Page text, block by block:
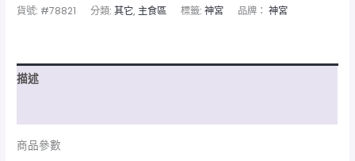
貨號: #78821 分類:其它, 主食區 標籤:神宮 品牌：神宮
描述
商品參數